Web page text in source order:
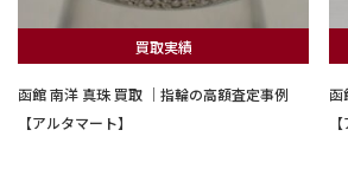
買取実績
函館 南洋 真珠 買取 ｜指輪の高額査定事例
【アルタマート】
函